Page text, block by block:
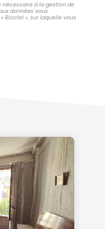
nécessaire à la gestion de
données vous
Bloctel », sur laquelle vous